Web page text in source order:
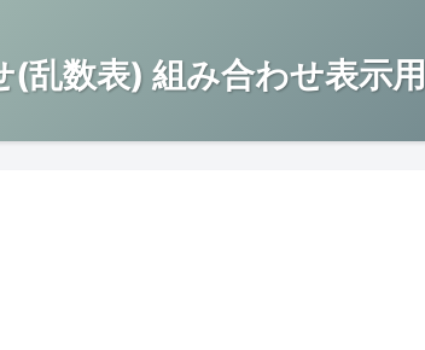
乱数表) 組み合わせ表示